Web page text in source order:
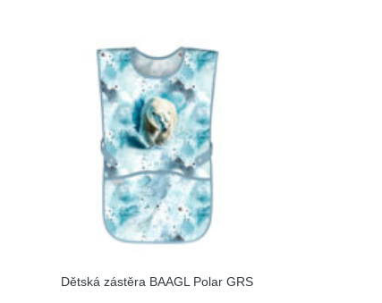
Dětská zástěra BAAGL Polar GRS